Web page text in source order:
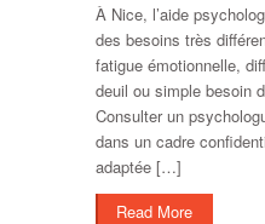
À Nice, l’aide
des besoins très
fatigue émotionnelle,
deuil ou simple besoin
Consulter un
dans un cadre
adaptée […]
Read More